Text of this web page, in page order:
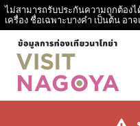
ไม่สามารถรับประกันความถูกต้องไ
เครื่อง ชื่อเฉพาะบางคำ เป็นต้น อา